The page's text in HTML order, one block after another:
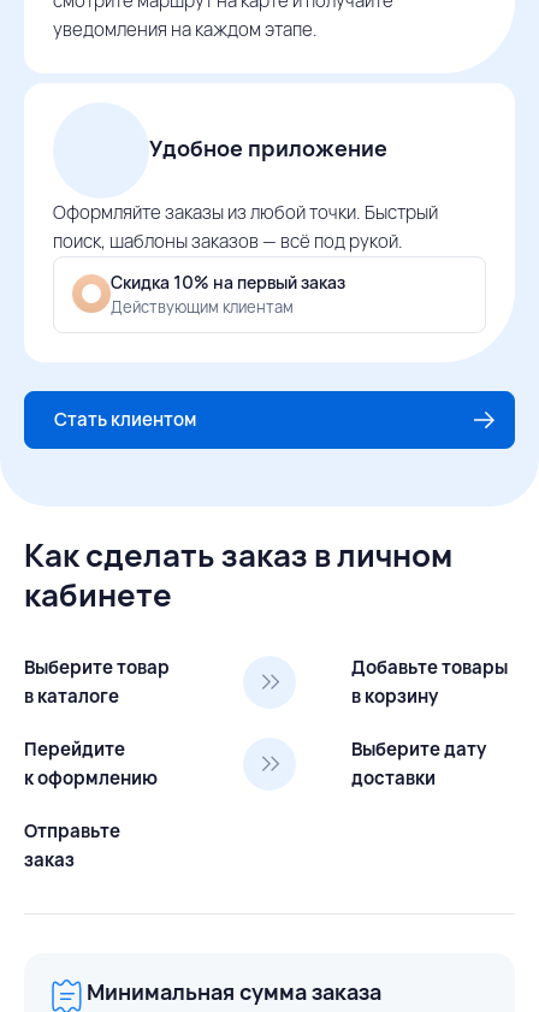
уведомления на каждом этапе.
Удобное приложение
Оформляйте заказы из любой точки. Быстрый
поиск, шаблоны заказов — всё под рукой.
Скидка 10% на первый заказ
Действующим клиентам
Стать клиентом
Как сделать заказ в личном
кабинете
Выберите товар
в каталоге
Добавьте товары
в корзину
Перейдите
к оформлению
Выберите дату
доставки
Отправьте
заказ
Минимальная сумма заказа